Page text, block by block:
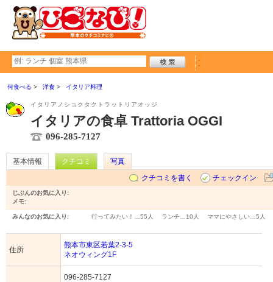
何食べる 洋食 イタリア料理
イタリアノショクタクトラットリアオッジ
イタリアの食卓 Trattoria OGGI
096-285-7127
基本情報 クチコミ
写真
クチコミを書く
チェックイン
じぶんのお気に入り:
メモ:
みんなのお気に入り: 行ってみたい！… 55人 ランチ… 10人 ママにやさしい… 5人
住所
熊本市東区若葉2-3-5
ネオウィング1F
096-285-7127